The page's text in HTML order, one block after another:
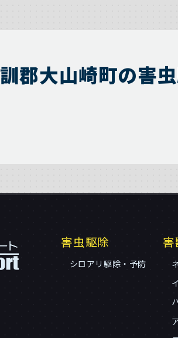
訓郡大山崎町の害
害虫駆除
シロアリ駆除・予防